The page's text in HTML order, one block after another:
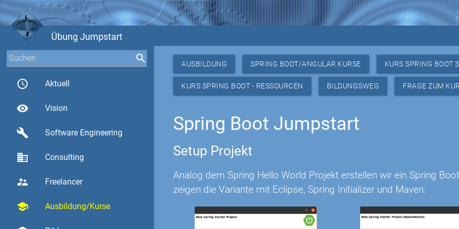
Übung Jumpstart
access_time Aktuell
visibility Vision
build Software Engineering
business Consulting
supervisor_account Freelancer
school Ausbildung/Kurse
AUSBILDUNG SPRING BOOT/ANGULAR KURSE KURS SPRING BOOT 3
KURS SPRING BOOT - RESSOURCEN BILDUNGSWEG FRAGE ZUM
Spring Boot Jumpstart
Setup Projekt
Analog dem Spring Hello World Projekt erstellen wir ein Spring
zeigen die Variante mit Eclipse, Spring Initializer und Maven: